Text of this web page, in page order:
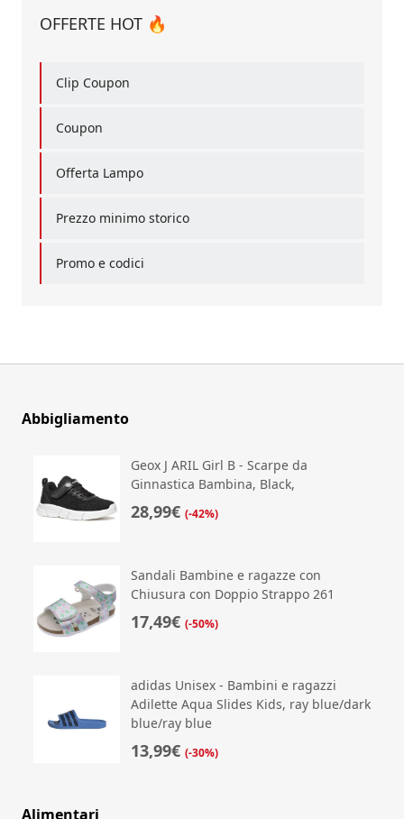
OFFERTE HOT 🔥
Clip Coupon
Coupon
Offerta Lampo
Prezzo minimo storico
Promo e codici
Abbigliamento
Geox J ARIL Girl B - Scarpe da
Ginnastica Bambina, Black,
28,99€ (-42%)
Sandali Bambine e ragazze con
Chiusura con Doppio Strappo 261
17,49€ (-50%)
adidas Unisex - Bambini e ragazzi
Adilette Aqua Slides Kids, ray blue/dark
blue/ray blue
13,99€ (-30%)
Alimentari